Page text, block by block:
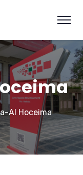
Al Hoceima